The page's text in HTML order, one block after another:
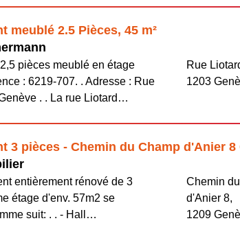
meublé 2.5 Pièces, 45 m²
pièces meublé en étage
: 6219-707. . Adresse : Rue
. . La rue Liotard…
Rue
1203
3 pièces - Chemin du Champ d'Anier 8
entièrement rénové de 3
étage d'env. 57m2 se
suit: . . - Hall…
Chemin
d'Anier 8,
1209